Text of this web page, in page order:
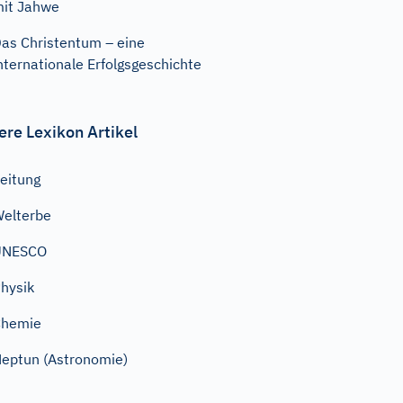
Jahwe
Christentum – eine
Erfolgsgeschichte
Lexikon Artikel
(Astronomie)